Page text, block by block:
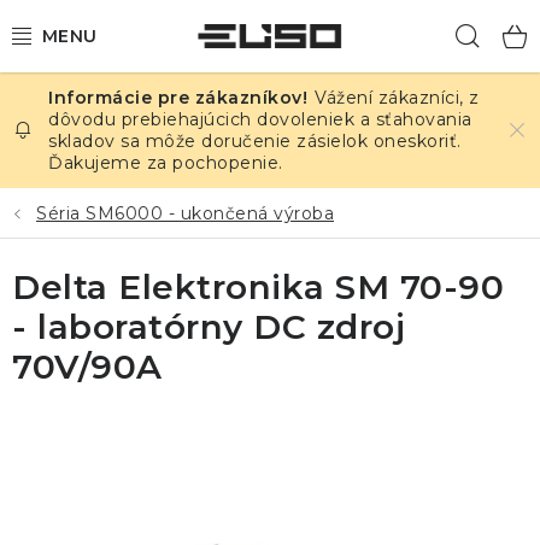
na
ELEKTRINA
TEPLOTA A VLHKOSŤ
TLAK A ÚNIKY
ZÁZNAMNÍKY
KALIBRÁCIA
Vážení zákazníci, z
dôvodu prebiehajúcich dovoleniek a sťahovania
skladov sa môže doručenie zásielok oneskoriť.
Ďakujeme za pochopenie.
Séria SM6000 - ukončená výroba
Delta Elektronika SM 70-90
- laboratórny DC zdroj
70V/90A